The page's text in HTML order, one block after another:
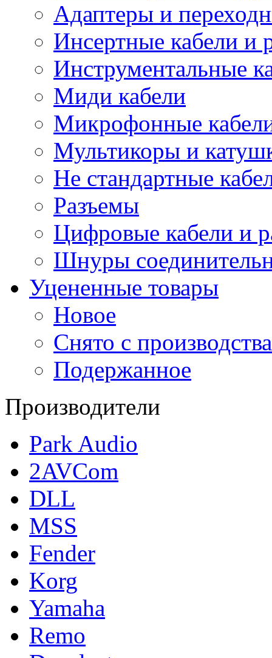
Адаптеры и
Инсертные кабели и
Инструментальные
Миди кабели
Микрофонные
Мультикоры и
Не стандартные
Разъемы
Цифровые кабели и
Шнуры
Уцененные товары
Новое
Снято с производства
Подержанное
Производители
Park Audio
2AVCom
DLL
MSS
Fender
Korg
Yamaha
Remo